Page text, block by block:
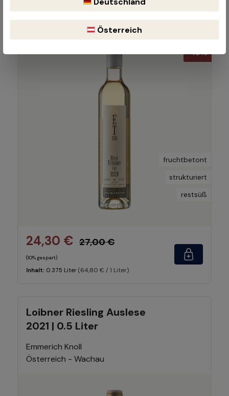
Österreich - Leithaberg
-10%
fruchtbetont
strukturiert
restsüß
24,30 € 27,00 €
(10% gespart)
Inhalt: 0.375 Liter (64,80 € / 1 Liter)
Loibner Riesling Auslese
2021 | 0.5 Liter
Emmerich Knoll
Österreich - Wachau
Österreich